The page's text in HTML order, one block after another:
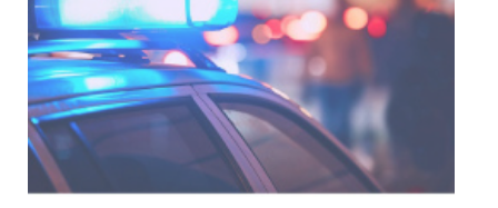
03-08-2026
Turismo accesible para personas
con discapacidad y adultos
mayores
NOTICIAS